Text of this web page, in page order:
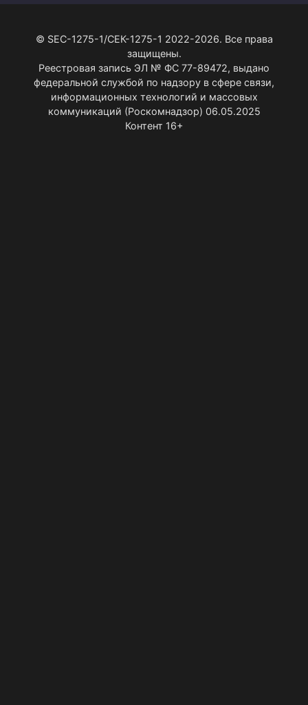
© SEC-1275-1/СЕК-1275-1 2022-2026. Все права
защищены.
Реестровая запись ЭЛ № ФС 77-89472, выдано
федеральной службой по надзору в сфере связи,
информационных технологий и массовых
коммуникаций (Роскомнадзор) 06.05.2025
Контент 16+